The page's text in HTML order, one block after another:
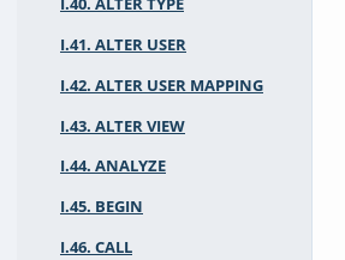
I.40. ALTER TYPE
I.41. ALTER USER
I.42. ALTER USER MAPPING
I.43. ALTER VIEW
I.44. ANALYZE
I.45. BEGIN
I.46. CALL